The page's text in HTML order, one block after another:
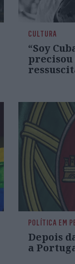
CULTURA
“Soy
POLÍTICA EM
Depois
a